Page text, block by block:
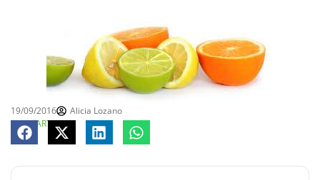
19/09/2016
Alicia Lozano
COMPARTE